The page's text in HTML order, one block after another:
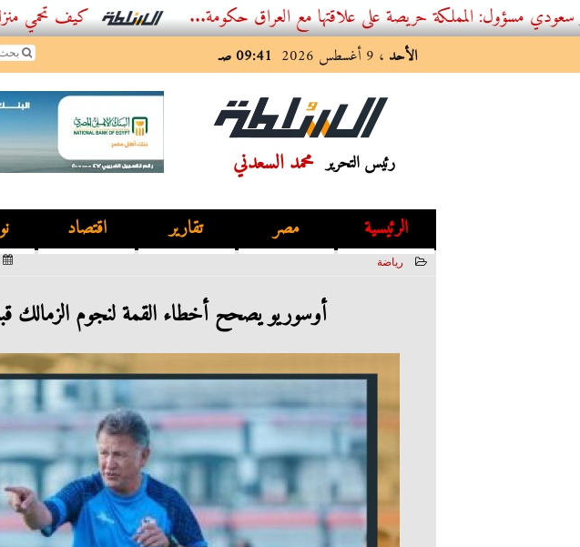
المملكة حريصة على علاقتها مع العراق حكومة... كيف تحمي منزلك من
الأحد ، 9 أغسطس 2026 09:41 صـ
رئيس التحرير محمد السعدني
الرئيسية مصر تقارير اقتصاد
رياضة
أوسوريو يصحح أخطاء القمة لنجوم الزمالك